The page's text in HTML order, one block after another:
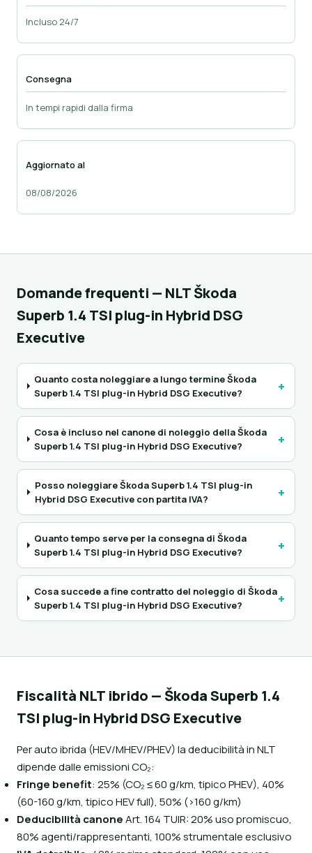
Incluso 24/7
Consegna
In tempi rapidi dalla firma
Aggiornato al
08/08/2026
Domande frequenti — NLT Škoda
Superb 1.4 TSI plug-in Hybrid DSG
Executive
Quanto costa noleggiare a lungo termine Škoda
Superb 1.4 TSI plug-in Hybrid DSG Executive?
+
Cosa è incluso nel canone di noleggio della Škoda
Superb 1.4 TSI plug-in Hybrid DSG Executive?
+
Posso noleggiare Škoda Superb 1.4 TSI plug-in
Hybrid DSG Executive con partita IVA?
+
Quanto tempo serve per la consegna di Škoda
Superb 1.4 TSI plug-in Hybrid DSG Executive?
+
Cosa succede a fine contratto del noleggio di Škoda
Superb 1.4 TSI plug-in Hybrid DSG Executive?
+
Fiscalità NLT ibrido — Škoda Superb 1.4
TSI plug-in Hybrid DSG Executive
Per auto ibrida (HEV/MHEV/PHEV) la deducibilità in NLT
dipende dalle emissioni CO₂:
Fringe benefit: 25% (CO₂ ≤ 60 g/km, tipico PHEV), 40%
(60-160 g/km, tipico HEV full), 50% (>160 g/km)
Deducibilità canoneArt. 164 TUIR: 20% uso promiscuo,
80% agenti/rappresentanti, 100% strumentale esclusivo